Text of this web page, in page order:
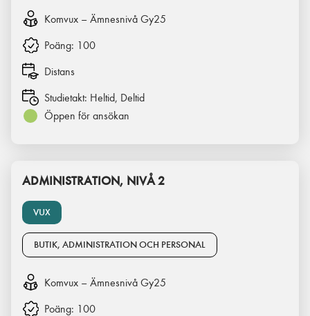
Komvux – Ämnesnivå Gy25
Poäng: 100
Distans
Studietakt: Heltid, Deltid
Öppen för ansökan
VUX
ADMINISTRATION, NIVÅ 2
BUTIK, ADMINISTRATION OCH PERSONAL
Komvux – Ämnesnivå Gy25
Poäng: 100